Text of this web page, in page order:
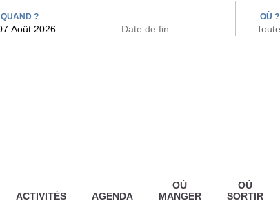
QUAND ? OÙ ?
ACTIVITÉS AGENDA
OÙ
MANGER
OÙ
SORTIR